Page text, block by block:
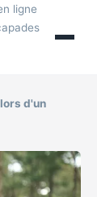
ligne
d'un